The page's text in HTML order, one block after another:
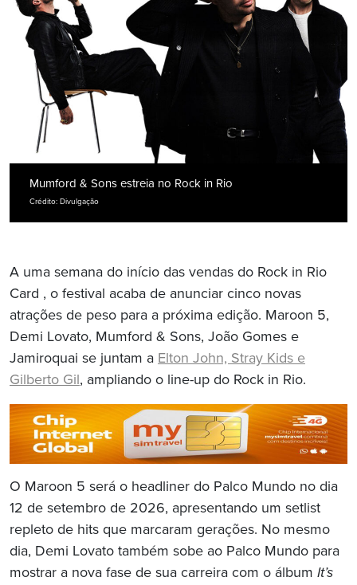
Mumford & Sons estreia no Rock in Rio
Crédito: Divulgação
A uma semana do início das vendas do Rock in Rio
Card , o festival acaba de anunciar cinco novas
atrações de peso para a próxima edição. Maroon 5,
Demi Lovato, Mumford & Sons, João Gomes e
Jamiroquai se juntam a Elton John, Stray Kids e
Gilberto Gil, ampliando o line-up do Rock in Rio.
O Maroon 5 será o headliner do Palco Mundo no dia
12 de setembro de 2026, apresentando um setlist
repleto de hits que marcaram gerações. No mesmo
dia, Demi Lovato também sobe ao Palco Mundo para
mostrar a nova fase de sua carreira com o álbum It’s